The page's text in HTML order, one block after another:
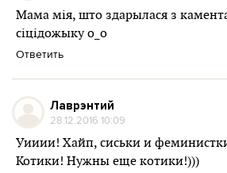
Мама мія, што здарылася з
сіцідожыку о_о
Ответить
Лаврэнтий
28.12.2016 10:09
Уииии! Хайп, сиськи и
Котики! Нужны еще котики!)))